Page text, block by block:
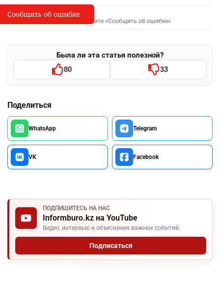
I
Сообщить об опечатке
Выделите фрагмент и нажмите «Сообщить об ошибке»
Была ли эта статья полезной?
80 33
Поделиться
WhatsApp Telegram
VK Facebook
ПОДПИШИТЕСЬ НА НАС
Informburo.kz на YouTube
Видео, интервью и объяснения важных событий.
Подписаться
Сообщить об ошибке